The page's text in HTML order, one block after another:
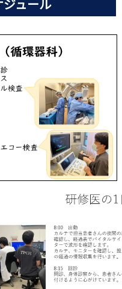
ュール